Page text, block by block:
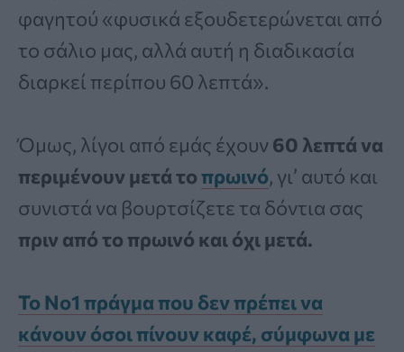
φαγητού «φυσικά εξουδετερώνεται από
το σάλιο μας, αλλά αυτή η διαδικασία
διαρκεί περίπου 60 λεπτά».
Όμως, λίγοι από εμάς έχουν 60 λεπτά να
περιμένουν μετά τοπρωινό, γι’ αυτό και
συνιστά να βουρτσίζετε τα δόντια σας
πριν από το πρωινό και όχι μετά.
Το Νο1 πράγμα που δεν πρέπει να
κάνουν όσοι πίνουν καφέ, σύμφωνα με